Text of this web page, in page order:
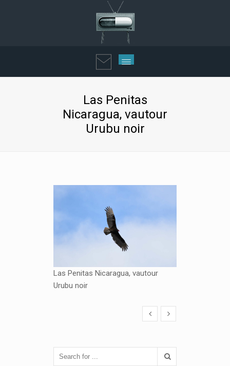
Las Penitas
Nicaragua, vautour
Urubu noir
Las Penitas Nicaragua, vautour
Urubu noir